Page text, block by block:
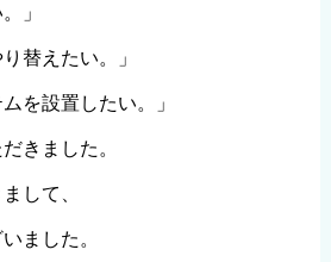
」
替えたい。」
を設置したい。」
きました。
して、
ました。